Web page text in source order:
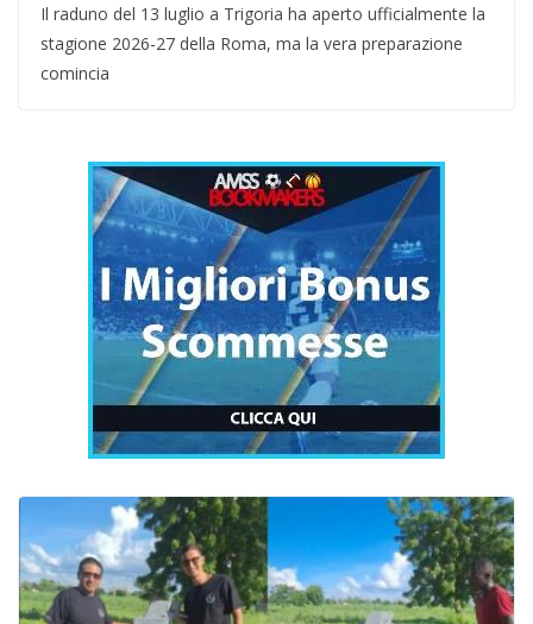
Il raduno del 13 luglio a Trigoria ha aperto ufficialmente la
stagione 2026-27 della Roma, ma la vera preparazione
comincia